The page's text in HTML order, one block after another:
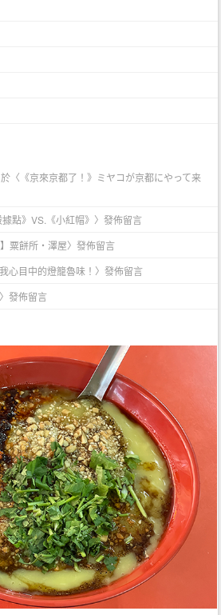
於〈 《京來京都了！》ミヤコが京都にやって来
據點》VS.《小紅帽》 〉發佈留言
粟餅所・澤屋〉發佈留言
心目中的燈籠魯味！ 〉發佈留言
〉發佈留言